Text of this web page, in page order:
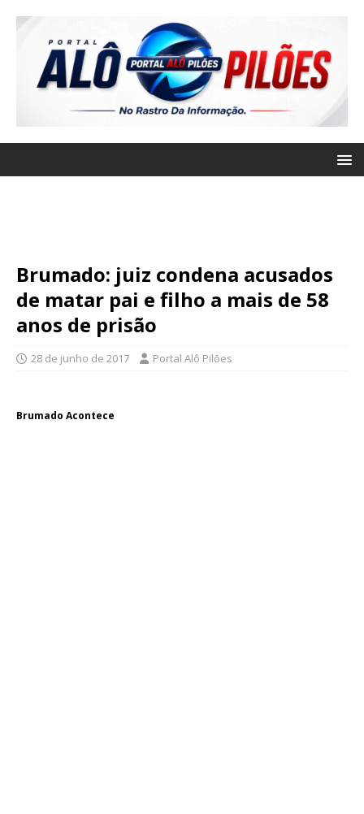
Brumado: juiz condena acusados
de matar pai e filho a mais de 58
anos de prisão
28 de junho de 2017 Portal Alô Pilões
Brumado Acontece